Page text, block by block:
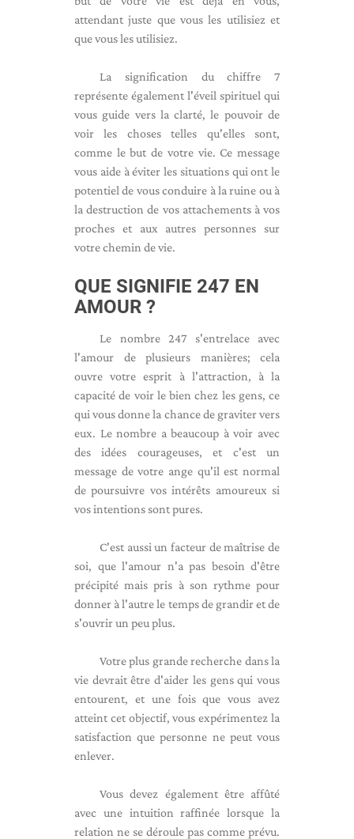
attendant juste que vous les utilisiez et
que vous les utilisiez.
La signification du chiffre 7
représente également l'éveil spirituel qui
vous guide vers la clarté, le pouvoir de
voir les choses telles qu'elles sont,
comme le but de votre vie. Ce message
vous aide à éviter les situations qui ont le
potentiel de vous conduire à la ruine ou à
la destruction de vos attachements à vos
proches et aux autres personnes sur
votre chemin de vie.
QUE SIGNIFIE 247 EN
AMOUR ?
Le nombre 247 s'entrelace avec
l'amour de plusieurs manières; cela
ouvre votre esprit à l'attraction, à la
capacité de voir le bien chez les gens, ce
qui vous donne la chance de graviter vers
eux. Le nombre a beaucoup à voir avec
des idées courageuses, et c'est un
message de votre ange qu'il est normal
de poursuivre vos intérêts amoureux si
vos intentions sont pures.
C'est aussi un facteur de maîtrise de
soi, que l'amour n'a pas besoin d'être
précipité mais pris à son rythme pour
donner à l'autre le temps de grandir et de
s'ouvrir un peu plus.
Votre plus grande recherche dans la
vie devrait être d'aider les gens qui vous
entourent, et une fois que vous avez
atteint cet objectif, vous expérimentez la
satisfaction que personne ne peut vous
enlever.
Vous devez également être affûté
avec une intuition raffinée lorsque la
relation ne se déroule pas comme prévu.